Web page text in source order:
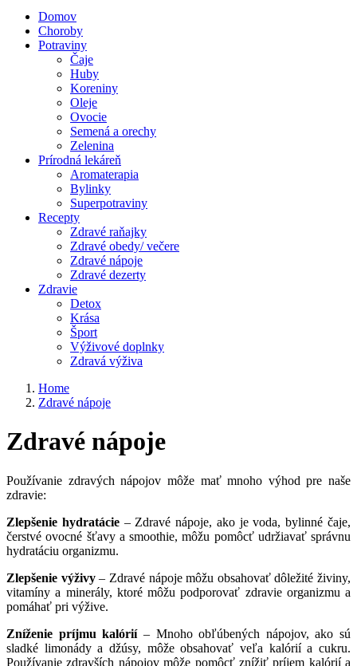
Domov
Choroby
Potraviny
Čaje
Huby
Koreniny
Oleje
Ovocie
Semená a orechy
Zelenina
Prírodná lekáreň
Aromaterapia
Bylinky
Superpotraviny
Recepty
Zdravé raňajky
Zdravé obedy/ večere
Zdravé nápoje
Zdravé dezerty
Zdravie
Detox
Krása
Šport
Výživové doplnky
Zdravá výživa
Home
Zdravé nápoje
Zdravé nápoje
Používanie zdravých nápojov môže mať mnoho výhod pre naše
zdravie:
Zlepšenie hydratácie– Zdravé nápoje, ako je voda, bylinné čaje,
čerstvé ovocné šťavy a smoothie, môžu pomôcť udržiavať správnu
hydratáciu organizmu.
Zlepšenie výživy– Zdravé nápoje môžu obsahovať dôležité živiny,
vitamíny a minerály, ktoré môžu podporovať zdravie organizmu a
pomáhať pri výžive.
Zníženie príjmu kalórií– Mnoho obľúbených nápojov, ako sú
sladké limonády a džúsy, môže obsahovať veľa kalórií a cukru.
Používanie zdravších nápojov môže pomôcť znížiť príjem kalórií a